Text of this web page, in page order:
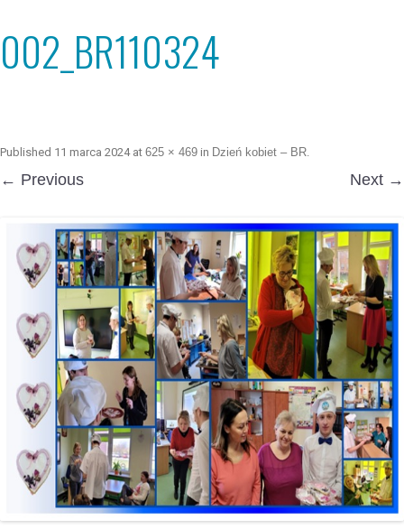
002_BR110324
Published 11 marca 2024at 625 × 469 in Dzień kobiet – BR.
← Previous Next →